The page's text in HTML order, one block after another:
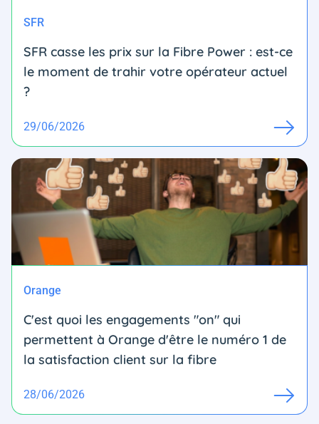
SFR
SFR casse les prix sur la Fibre Power : est-ce
le moment de trahir votre opérateur actuel
?
29/06/2026
Orange
C'est quoi les engagements "on" qui
permettent à Orange d'être le numéro 1 de
la satisfaction client sur la fibre
28/06/2026